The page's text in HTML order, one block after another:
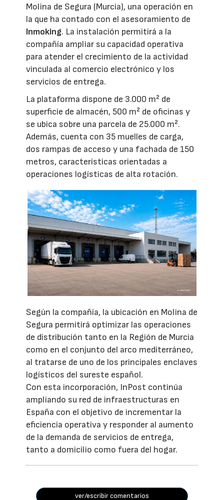
Molina de Segura (Murcia), una operación en
la que ha contado con el asesoramiento de
Inmoking. La instalación permitirá a la
compañía ampliar su capacidad operativa
para atender el crecimiento de la actividad
vinculada al comercio electrónico y los
servicios de entrega.
La plataforma dispone de 3.000 m² de
superficie de almacén, 500 m² de oficinas y
se ubica sobre una parcela de 25.000 m².
Además, cuenta con 35 muelles de carga,
dos rampas de acceso y una fachada de 150
metros, características orientadas a
operaciones logísticas de alta rotación.
Según la compañía, la ubicación en Molina de
Segura permitirá optimizar las operaciones
de distribución tanto en la Región de Murcia
como en el conjunto del arco mediterráneo,
al tratarse de uno de los principales enclaves
logísticos del sureste español.
Con esta incorporación, InPost continúa
ampliando su red de infraestructuras en
España con el objetivo de incrementar la
eficiencia operativa y responder al aumento
de la demanda de servicios de entrega,
tanto a domicilio como fuera del hogar.
ver/escribir comentarios